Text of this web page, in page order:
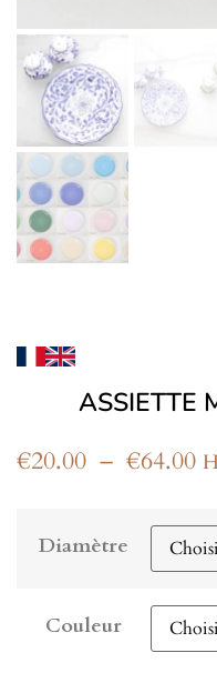
ASSIETTE
€20.00 – €64.00
Diamètre
Couleur